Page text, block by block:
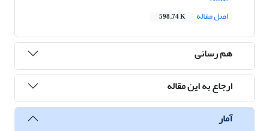
اصل مقاله
598.74 K
هم رسانی
ارجاع به این مقاله
آمار